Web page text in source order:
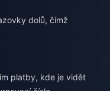
dolů, čímž
platby, kde je vidět